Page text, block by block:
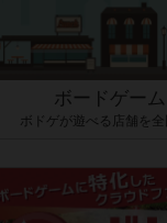
ボードゲー
ボドゲが遊べる店舗を